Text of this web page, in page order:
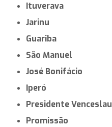
Ituverava
Jarinu
Guariba
São Manuel
José Bonifácio
Iperó
Presidente Venceslau
Promissão